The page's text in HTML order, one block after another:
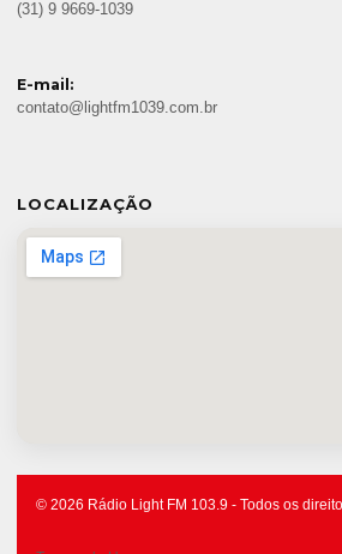
(31) 9 9669-1039
E-mail:
contato@lightfm1039.com.br
LOCALIZAÇÃO
© 2026 Rádio Light FM 103.9 - Todos os